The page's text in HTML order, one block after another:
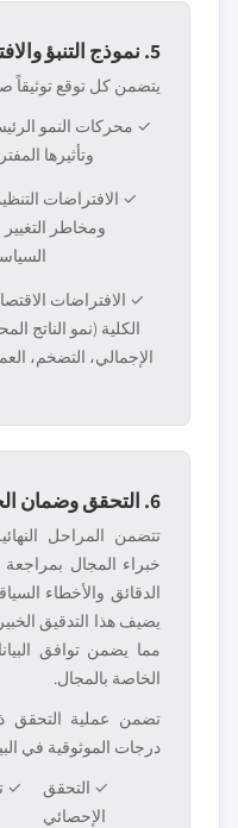
5. نموذج التنبؤ والافتراضات الرئيسية
يتضمن كل توقع توثيقاً
✓ محركات النمو
وتأثيرها
✓ الافتراضات
ومخاطر
✓ الافتراضات
الكلية (نمو الناتج
الإجمالي، التضخم،
6. التحقق وضمان الجودة
تتضمن المراحل
خبراء المجال بمراجعة
الدقائق والأخطاء
يضيف هذا التدقيق
مما يضمن توافق
الخاصة بالمجال.
تضمن عملية التحقق
درجات الموثوقية في
✓ التحقق
الإحصائي
✓